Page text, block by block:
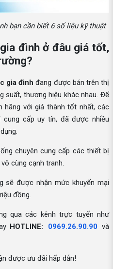
bạn cần biết 6 số liệu kỹ thuật
đình ở đâu giá tốt,
gia đình đang được bán trên thị
suất, thương hiệu khác nhau. Để
hãng với giá thành tốt nhất, các
cấp uy tín, đã được nhiều
chuyên cung cấp các thiết bị
cùng cạnh tranh.
sẽ được nhận mức khuyến mại
đồng.
qua các kênh trực tuyến như
HOTLINE: 0969.26.90.90 và
được ưu đãi hấp dẫn!